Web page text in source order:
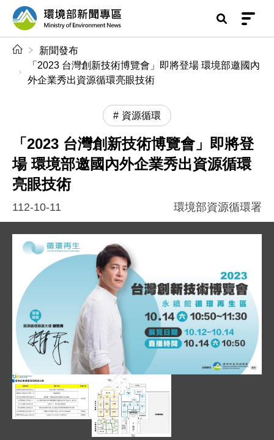
前往中央內容區塊
環境部新聞專區
新聞發布
「2023 台灣創新技術博覽會」即將登場 環境部邀國內
外企業秀出資源循環亮眼技術
資源循環
「2023 台灣創新技術博覽會」即將登
場 環境部邀國內外企業秀出資源循環
亮眼技術
112-10-11 環境部資源循環署
圖片說明：邀請知名作家兼主持人謝哲青擔任資源循
圖片說明：環境部「永續發展館循環再生區」邀請廠
此圖表列出環境部資源循環署邀請參與 2023 台灣